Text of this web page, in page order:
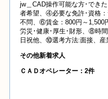
jw＿CAD操作可能な方･でき
者希望、④必要な免許･資格
不問、⑥賃金：800円～1,500
労災･健康･厚生･財形、⑧時
日祝他、⑩選考方法:面接、
その他新着求人
ＣＡＤオペレーター：2件